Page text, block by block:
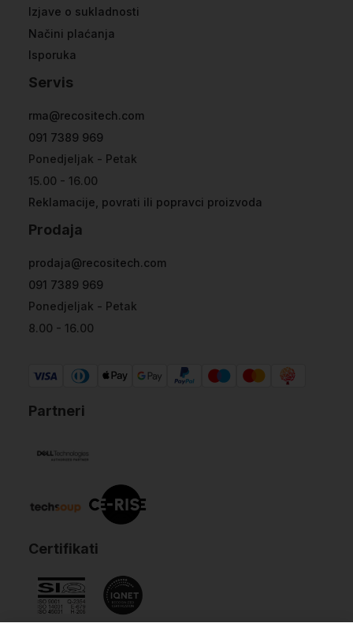
Izjave o sukladnosti
Načini plaćanja
Isporuka
Servis
rma@recositech.com
091 7389 969
Ponedjeljak - Petak
15.00 - 16.00
Reklamacije, povrati ili popravci proizvoda
Prodaja
prodaja@recositech.com
091 7389 969
Ponedjeljak - Petak
8.00 - 16.00
Partneri
Certifikati